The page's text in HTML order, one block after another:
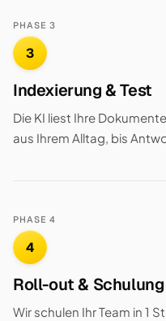
PHASE 3
3
Indexierung & Test
Die KI liest Ihre
aus Ihrem Alltag, bis
PHASE 4
4
Roll-out & Schulung
Wir schulen Ihr Team in 1